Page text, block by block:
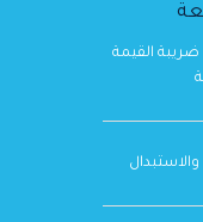
القيمة